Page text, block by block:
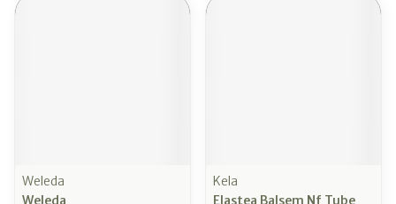
Weleda
Weleda
Kela
Elastea Balsem Nf Tube